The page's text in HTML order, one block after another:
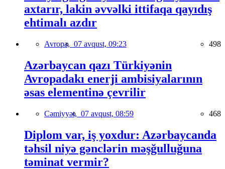
axtarır, lakin əvvəlki ittifaqa qayıdış
ehtimalı azdır
Avropa, 07 avqust, 09:23 498
Azərbaycan qazı Türkiyənin
Avropadakı enerji ambisiyalarının
əsas elementinə çevrilir
Cəmiyyət, 07 avqust, 08:59 468
Diplom var, iş yoxdur: Azərbaycanda
təhsil niyə gənclərin məşğulluğuna
təminat vermir?